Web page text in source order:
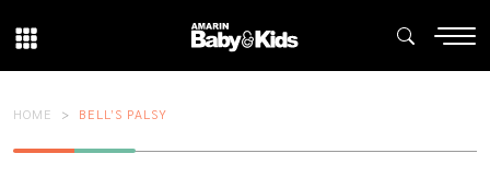
HOME BELL’S PALSY